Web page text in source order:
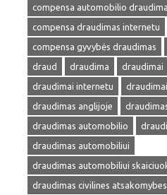
compensa automobilio
compensa draudimas internetu
compensa gyvybės draudimas
draud
draudima draudimai
draudimai internetu
draudimas anglijoje
draudimas automobilio
draudimas automobiliui
draudimas automobiliui
draudimas civilines atsakomybes